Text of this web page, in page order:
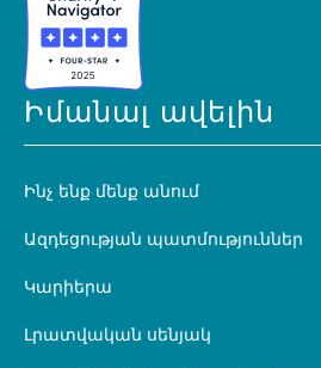
Իմանալ ավելին
Ինչ ենք մենք անում
Ազդեցության պատմություններ
Կարիերա
Լրատվական սենյակ